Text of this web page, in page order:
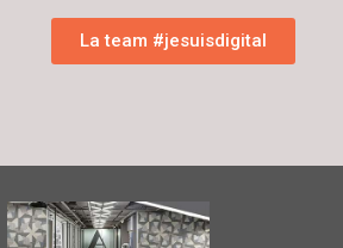
La team #jesuisdigital